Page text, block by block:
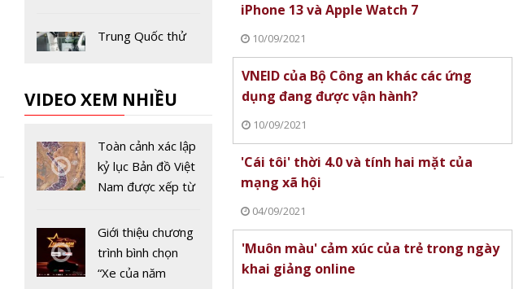
điện tử Việt Nam
Trung Quốc thử
nhanh, đạt 70%
trong hơn 3 phút
Nam và Trung
Quốc tăng cường
hợp tác điều tra,
gian lận thương
mại
VIDEO XEM NHIỀU
Toàn cảnh xác lập
kỷ lục Bản đồ Việt
Nam được xếp từ
năm 2022
Giới thiệu chương
trình bình chọn
“Xe của năm
iPhone 13 và Apple Watch 7
10/09/2021
VNEID của Bộ Công an khác các ứng
dụng đang được vận hành?
10/09/2021
'Cái tôi' thời 4.0 và tính hai mặt của
mạng xã hội
04/09/2021
'Muôn màu' cảm xúc của trẻ trong ngày
khai giảng online